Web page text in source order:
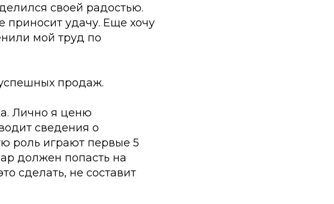
своей радостью.
приносит удачу. Еще хочу
мой труд по
продаж.
Лично я ценю
сведения о
роль играют первые 5
должен попасть на
сделать, не составит